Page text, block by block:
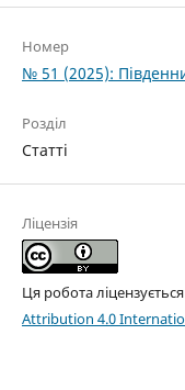
Номер
№ 51 (2025):
Розділ
Статті
Ліцензія
Ця робота
Attribution 4.0